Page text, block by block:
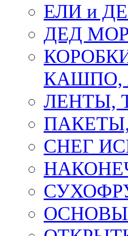
ЕЛИ и
ДЕД
КАШПО,
ЛЕНТЫ,
СНЕГ
ОСНОВЫ